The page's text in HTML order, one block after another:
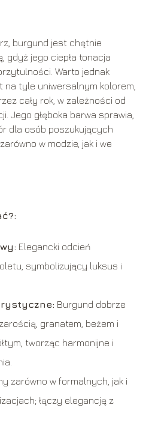
burgund jest chętnie
gdyż jego ciepła tonacja
Warto jednak
na tyle uniwersalnym kolorem,
cały rok, w zależności od
Jego głęboka barwa sprawia,
dla osób poszukujących
w modzie, jak i we
Elegancki odcień
symbolizujący luksus i
Burgund dobrze
granatem, beżem i
tworząc harmonijne i
zarówno w formalnych, jak i
łączy elegancję z